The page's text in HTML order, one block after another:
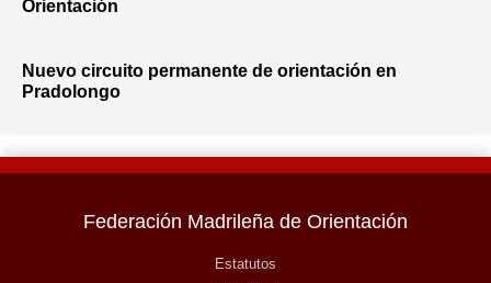
Orientación
Nuevo circuito permanente de orientación en
Pradolongo
Federación Madrileña de Orientación
Estatutos